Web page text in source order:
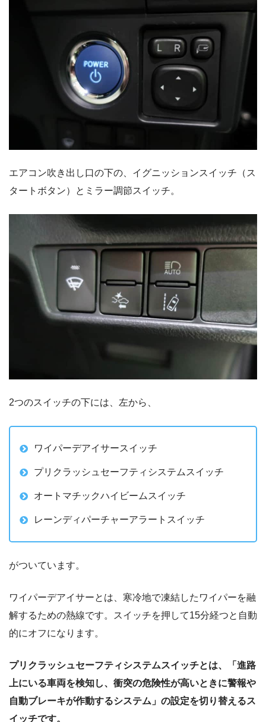
エアコン吹き出し口の下の、イグニッションスイッチ（ス
タートボタン）とミラー調節スイッチ。
2つのスイッチの下には、左から、
ワイパーデアイサースイッチ
プリクラッシュセーフティシステムスイッチ
オートマチックハイビームスイッチ
レーンディパーチャーアラートスイッチ
がついています。
ワイパーデアイサーとは、寒冷地で凍結したワイパーを融
解するための熱線です。スイッチを押して15分経つと自動
的にオフになります。
プリクラッシュセーフティシステムスイッチとは、「進路
上にいる車両を検知し、衝突の危険性が高いときに警報や
自動ブレーキが作動するシステム」の設定を切り替えるス
イッチです。